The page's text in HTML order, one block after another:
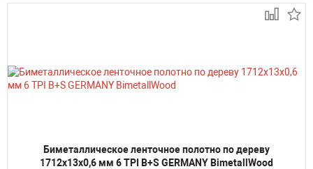
Биметаллическое ленточное полотно по дереву
1712х13х0,6 мм 6 TPI B+S GERMANY BimetallWood